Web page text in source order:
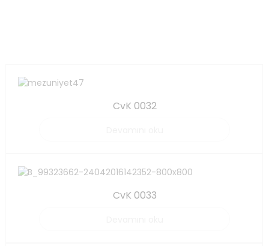
CvK 0032
CvK 0033